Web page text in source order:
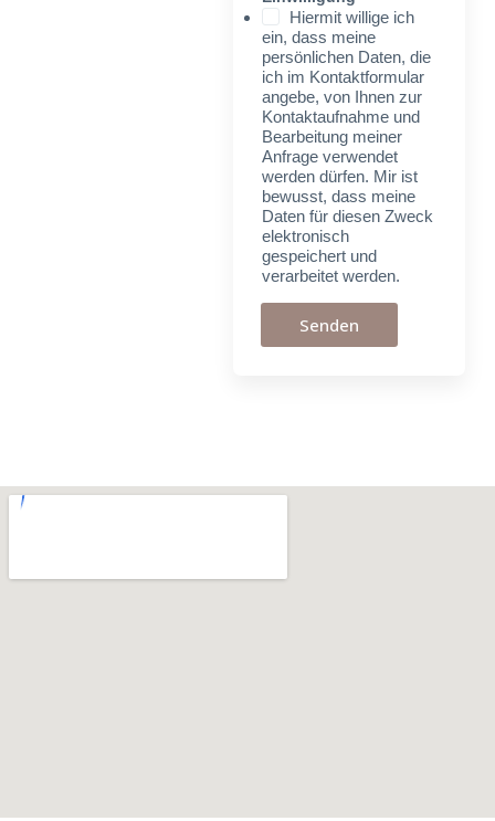
Hiermit willige ich
ein, dass meine
persönlichen Daten, die
ich im Kontaktformular
angebe, von Ihnen zur
Kontaktaufnahme und
Bearbeitung meiner
Anfrage verwendet
werden dürfen. Mir ist
bewusst, dass meine
Daten für diesen Zweck
elektronisch
gespeichert und
verarbeitet werden.
Senden